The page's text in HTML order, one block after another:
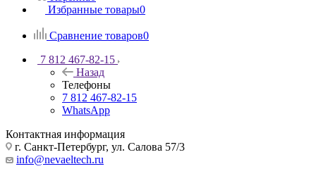
Избранные товары0
Сравнение товаров0
7 812 467-82-15
Назад
Телефоны
7 812 467-82-15
WhatsApp
Контактная информация
г. Санкт-Петербург, ул. Салова 57/3
info@nevaeltech.ru